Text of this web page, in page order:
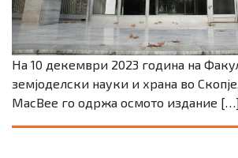
На 10 декември 2023 година на
земјоделски науки и храна во
MacBee го одржа осмото издание